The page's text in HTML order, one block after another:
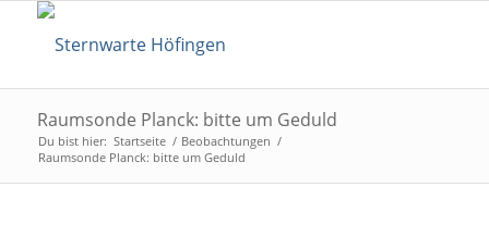
Raumsonde Planck: bitte um Geduld
Du bist hier: Startseite / Beobachtungen /
Raumsonde Planck: bitte um Geduld